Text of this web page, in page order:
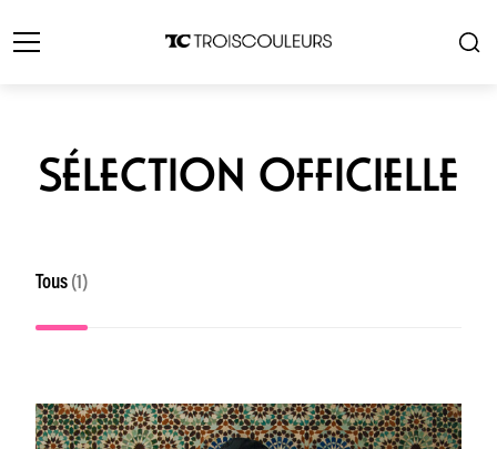
SÉLECTION OFFICIELLE
Tous (1)